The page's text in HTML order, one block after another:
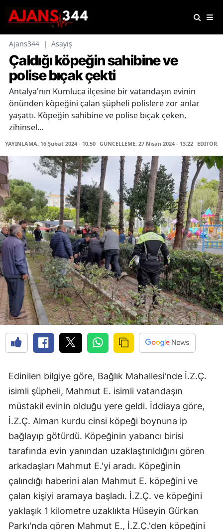
Ajans344 | Asayiş
Çaldığı köpeğin sahibine ve
polise bıçak çekti
Antalya'nın Kumluca ilçesine bir vatandaşın evinin
önünden köpeğini çalan şüpheli polislere zor anlar
yaşattı. Köpeğin sahibine ve polise bıçak çeken,
zihinsel...
YAYINLAMA: 16 Şubat 2024 - 10:50 GÜNCELLEME: 27 Nisan 2024 - 13:22 EDİTÖR:
Edinilen bilgiye göre, Bağlık Mahallesi'nde İ.Z.Ç.
isimli şüpheli, Mahmut E. isimli vatandaşın
müstakil evinin olduğu yere geldi. İddiaya göre,
İ.Z.Ç. Alman kurdu cinsi köpeği boynuna ip
bağlayıp götürdü. Köpeğinin yabancı birisi
tarafında evin yanından uzaklaştırıldığını gören
arkadaşları Mahmut E.'yi aradı. Köpeğinin
çalındığı haberini alan Mahmut E. köpeğini ve
çalan kişiyi aramaya başladı. İ.Z.Ç. ve köpeğini
yaklaşık 1 kilometre uzaklıkta Hüseyin Gürkan
Parkı'nda gören Mahmut E., İ.Z.Ç.'den köpeğini